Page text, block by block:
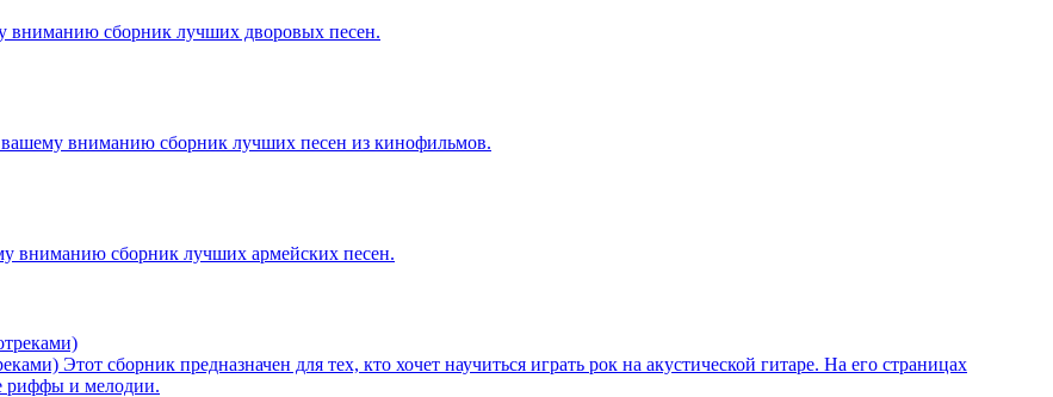
вниманию сборник лучших дворовых песен.
вниманию сборник лучших песен из кинофильмов.
вниманию сборник лучших армейских песен.
Этот сборник предназначен для тех, кто хочет научиться играть рок на акустической гитаре. На его страницах
риффы и мелодии.